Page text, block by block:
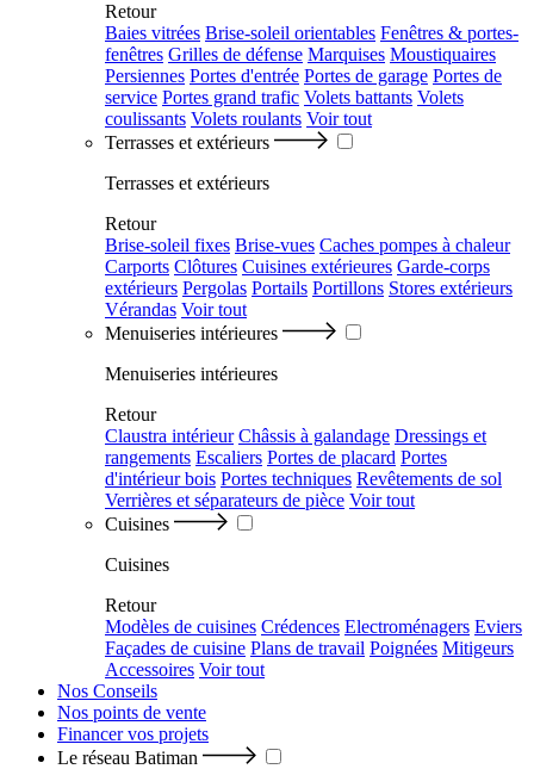
Retour
Baies vitrées Brise-soleil orientables Fenêtres & portes-
fenêtres Grilles de défense Marquises Moustiquaires
Persiennes Portes d'entrée Portes de garage Portes de
service Portes grand trafic Volets battants Volets
coulissants Volets roulants Voir tout
Terrasses et extérieurs
Terrasses et extérieurs
Retour
Brise-soleil fixes Brise-vues Caches pompes à chaleur
Carports Clôtures Cuisines extérieures Garde-corps
extérieurs Pergolas Portails Portillons Stores extérieurs
Vérandas Voir tout
Menuiseries intérieures
Menuiseries intérieures
Retour
Claustra intérieur Châssis à galandage Dressings et
rangements Escaliers Portes de placard Portes
d'intérieur bois Portes techniques Revêtements de sol
Verrières et séparateurs de pièce Voir tout
Cuisines
Cuisines
Retour
Modèles de cuisines Crédences Electroménagers Eviers
Façades de cuisine Plans de travail Poignées Mitigeurs
Accessoires Voir tout
Nos Conseils
Nos points de vente
Financer vos projets
Le réseau Batiman